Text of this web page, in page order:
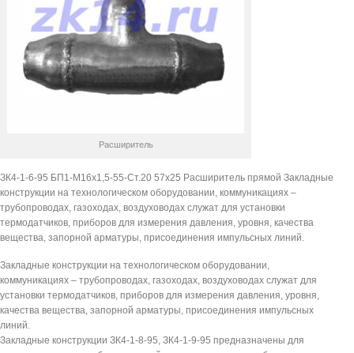
Расширитель
ЗК4-1-6-95 БП1-М16х1,5-55-Ст.20 57х25 Расширитель прямой Закладные
конструкции на технологическом оборудовании, коммуникациях –
трубопроводах, газоходах, воздуховодах служат для установки
термодатчиков, приборов для измерения давления, уровня, качества
вещества, запорной арматуры, присоединения импульсных линий.
Закладные конструкции на технологическом оборудовании,
коммуникациях – трубопроводах, газоходах, воздуховодах служат для
установки термодатчиков, приборов для измерения давления, уровня,
качества вещества, запорной арматуры, присоединения импульсных
линий.
Закладные конструкции ЗК4-1-8-95, ЗК4-1-9-95 предназначены для